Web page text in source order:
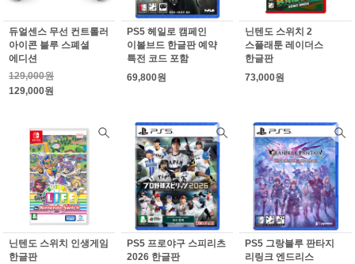
듀얼센스 무선 컨트롤러
아이콘 블루 스폐셜
에디션
129,000원
129,000원
PS5 헤일로 캠페인
이볼브드 한글판 예약
특전 코드 포함
69,800원
닌텐도 스위치 2
스플래툰 레이더스
한글판
73,000원
닌텐도 스위치 인생게임
한글판
PS5 프로야구 스피리츠
2026 한글판
PS5 그랑블루 판타지
리링크 엔드리스